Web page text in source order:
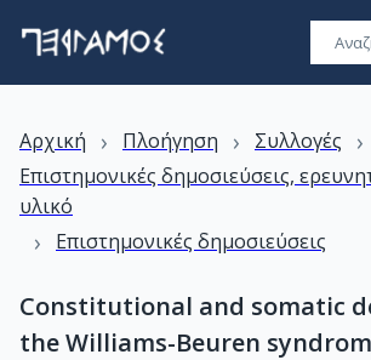
Αρχική › Πλοήγηση › Συλλογές ›
Επιστημονικές δημοσιεύσεις,
υλικό
› Επιστημονικές δημοσιεύσεις
Constitutional and somatic
the Williams-Beuren